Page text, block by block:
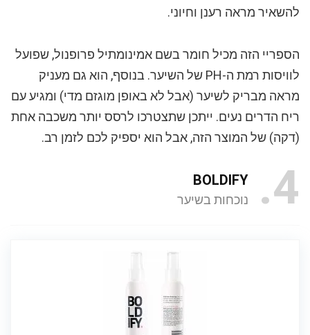
להשאיר מראה רענן וחיוני.
הספריי הזה מכיל חומר בשם אמינומתיל פרופנול, שפועל
לוויסות רמת ה-PH של השיער. בנוסף, הוא גם מעניק
מראה מבריק לשיער (אבל לא באופן מוגזם מדי) ומגיע עם
ריח הדרים נעים. ייתכן שתצטרכו לרסס יותר משכבה אחת
(דקה) של המוצר הזה, אבל הוא יספיק לכם לזמן רב.
4
BOLDIFY
נוכחות בשיער